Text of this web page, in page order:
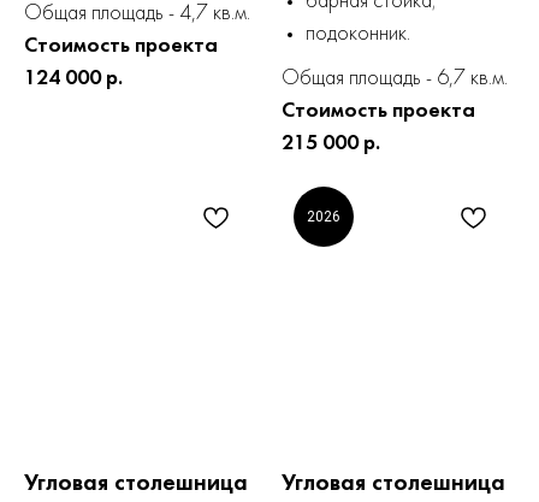
Общая площадь - 4,7 кв.м.
Стоимость проекта
124 000 р.
подоконник.
Общая площадь - 6,7 кв.м.
Стоимость проекта
215 000 р.
Угловая столешница
2026
Угловая столешница